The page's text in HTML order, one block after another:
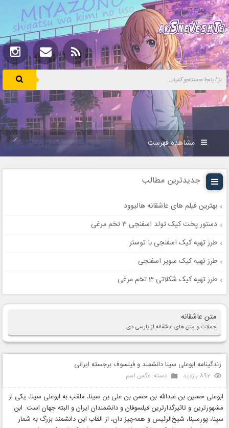
مشاهده فهرست
جدیدترین مطالب
بهترین فیلم های عاشقانه هالیوود
دستور پخت کیک تولد اسفنجی ۳ تخم مرغی
طرز تهیه کیک اسفنجی با توستر
طرز تهیه کیک سوپر اسفنجی
طرز تهیه کیک شکلاتی 3 تخم مرغی
متن عاشقانه
جملات و متن های عاشقانه از پارسی دی
زندگینامه ابوعلی سینا دانشمند و فیلسوف برجسته ایرانی
892 بازدید دسته: عکس اسم
ابوعلی حسین ‌بن عبدالله ‌بن حسن‌ بن علی‌ بن سینا، ملقب به ابوعلی سینا، یکی از
مشهورترین و تاثیرگذارترین فیلسوفان و دانشمندان ایران و البته جهان است. ابن
سینا، پورسینا، شیخ‌الرئیس و همه‌چیز دان، از القاب این دانشمند بزرگ به شمار